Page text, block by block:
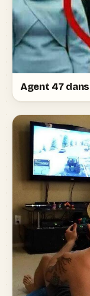
Agent 47